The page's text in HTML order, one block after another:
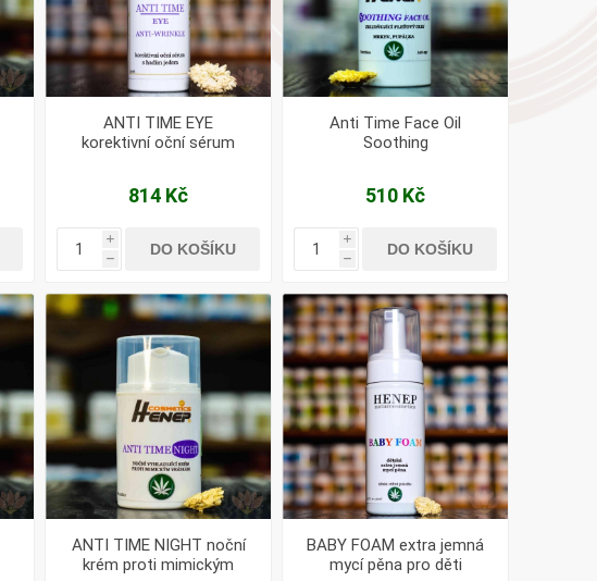
ženšen
ANTI TIME EYE
korektivní oční sérum
814 Kč
i
h
DO KOŠÍKU
Anti Time Face Oil
Soothing
510 Kč
i
h
DO KOŠÍKU
ANTI TIME NIGHT noční
krém proti mimickým
BABY FOAM extra jemná
mycí pěna pro děti